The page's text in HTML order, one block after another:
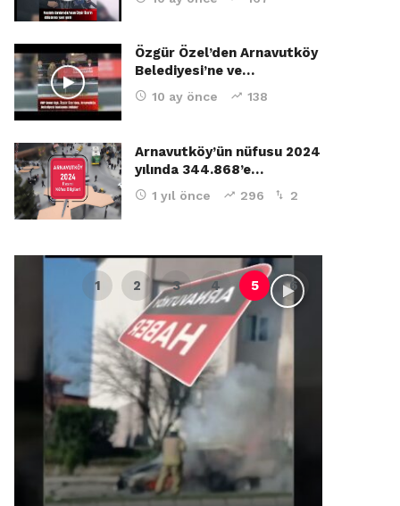
Özgür Özel’den Arnavutköy
Belediyesi’ne ve…
10 ay önce 138
Arnavutköy’ün nüfusu 2024
yılında 344.868’e…
1 yıl önce 296 2